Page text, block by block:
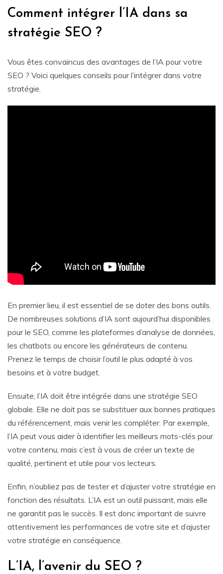
Comment intégrer l’IA dans sa
stratégie SEO ?
Vous êtes convaincus des avantages de l’IA pour votre
SEO ? Voici quelques conseils pour l’intégrer dans votre
stratégie.
En premier lieu, il est essentiel de se doter des bons outils.
De nombreuses solutions d’IA sont aujourd’hui disponibles
pour le SEO, comme les plateformes d’analyse de données,
les chatbots ou encore les générateurs de contenu.
Prenez le temps de choisir l’outil le plus adapté à vos
besoins et à votre budget.
Ensuite, l’IA doit être intégrée dans une stratégie SEO
globale. Elle ne doit pas se substituer aux bonnes pratiques
du référencement, mais venir les compléter. Par exemple,
l’IA peut vous aider à identifier les meilleurs mots-clés pour
votre contenu, mais c’est à vous de créer un texte de
qualité, pertinent et utile pour vos lecteurs.
Enfin, n’oubliez pas de tester et d’ajuster votre stratégie en
fonction des résultats. L’IA est un outil puissant, mais elle
ne garantit pas le succès. Il est donc important de suivre
attentivement les performances de votre site et d’ajuster
votre stratégie en conséquence.
L’IA, l’avenir du SEO ?